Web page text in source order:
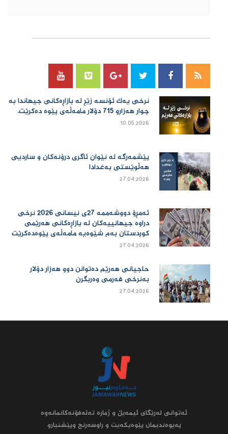
نرخی یەك ئۆنسە زێڕ لە بازاڕەكانی جیهاندا بە
چوار هەزارو 715 دۆلار مامەڵەی پێوە دەكرێت.
10.05.2026
پێشمەرگە لە نێوان ئاگری درۆنەکان و ساردیی
هەڵوێستی بەغدادا
27.04.2026
ئەمڕۆ دووشەممە 27ی نیسانی 2026 نرخی
دراوە جیهانییەكان لە بازاڕەكانی هەرێمی
كوردستان بەم شێوەیە مامەڵەی پێوەدەكرێت
27.04.2026
حاجیانی هەرێم دەتوانن دوو هەزار دۆلار
بەنرخی فەرمی وەربگرن
27.04.2026
ئه‌توانى له‌رێگاى ئیمه‌یڵ و ژماره‌ ته‌له‌فۆنه‌کانمانه‌وه‌
په‌یوه‌ندیمان پێوه‌بکه‌یت و راوسه‌رنج وپێشنیارو